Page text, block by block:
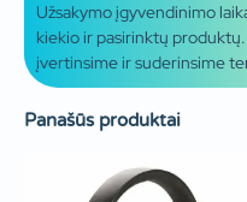
Užsakymo įgyvendinimo
kiekio ir pasirinktų produktų.
įvertinsime ir suderinsime
Panašūs produktai